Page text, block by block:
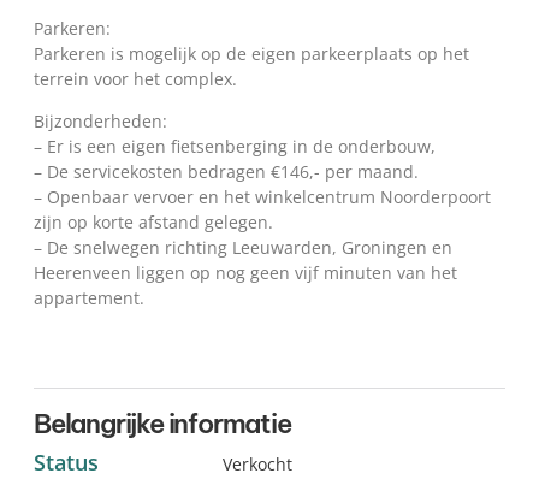
Parkeren:
Parkeren is mogelijk op de eigen parkeerplaats op het
terrein voor het complex.
Bijzonderheden:
– Er is een eigen fietsenberging in de onderbouw,
– De servicekosten bedragen €146,- per maand.
– Openbaar vervoer en het winkelcentrum Noorderpoort
zijn op korte afstand gelegen.
– De snelwegen richting Leeuwarden, Groningen en
Heerenveen liggen op nog geen vijf minuten van het
appartement.
Belangrijke informatie
Status Verkocht